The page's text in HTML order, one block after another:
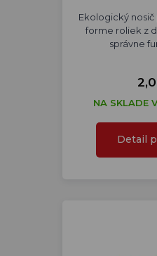
Ekologický
forme roliek z
správne
NA SKLADE
Detail